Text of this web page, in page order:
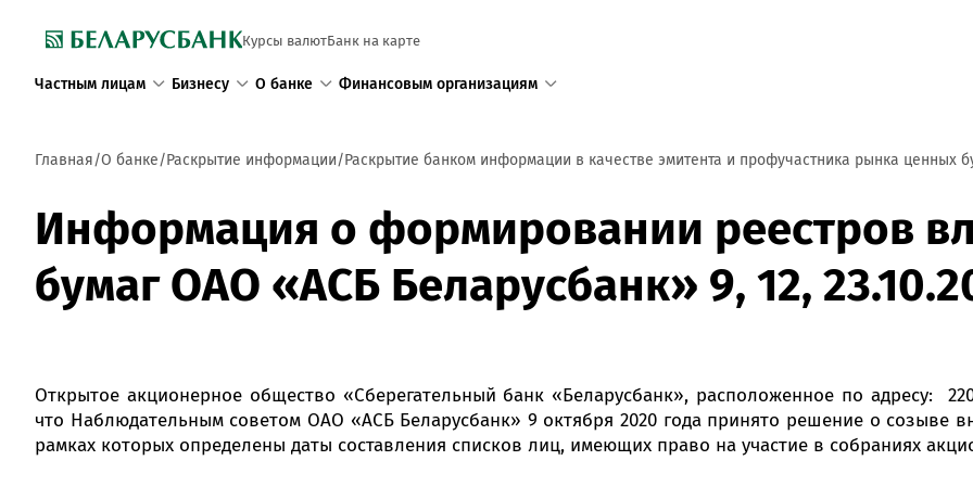
Курсы валютБанк на карте
Частным лицам Бизнесу О банке Финансовым организациям
+375 17
+375 25
Режим
пн—пт
Главная О банке Раскрытие информации Раскрытие банком информации в качестве эмитента и профучастника рынка ценных
Информация о формировании реестров
бумаг ОАО «АСБ Беларусбанк» 9, 12,
Открытое акционерное общество «Сберегательный банк «Беларусбанк», расположенное по адресу:
что Наблюдательным советом ОАО «АСБ Беларусбанк» 9 октября 2020 года принято решение о созыве
рамках которых определены даты составления списков лиц, имеющих право на участие в собраниях